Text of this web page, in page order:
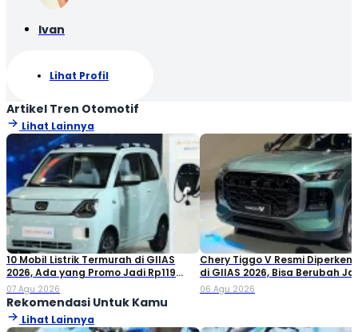
Ivan
Lihat Profil
Artikel Tren Otomotif
Lihat Lainnya
10 Mobil Listrik Termurah di GIIAS
2026, Ada yang Promo Jadi Rp119
Jutaan!
07 Agu 2026
Chery Tiggo V Resmi
di GIIAS 2026, Bisa Berubah
Double Cabin
06 Agu 2026
Rekomendasi Untuk Kamu
Lihat Lainnya